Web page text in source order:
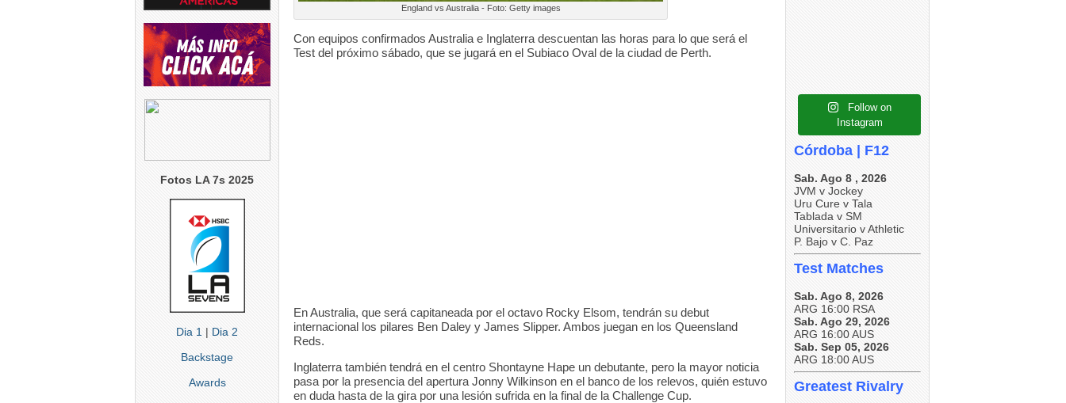
Fotos LA 7s 2025
Dia 1 | Dia 2
Backstage
Awards
England vs Australia - Foto: Getty images
Con equipos confirmados Australia e Inglaterra descuentan las horas para lo que será el
Test del próximo sábado, que se jugará en el Subiaco Oval de la ciudad de Perth.
En Australia, que será capitaneada por el octavo Rocky Elsom, tendrán su debut
internacional los pilares Ben Daley y James Slipper. Ambos juegan en los Queensland
Reds.
Inglaterra también tendrá en el centro Shontayne Hape un debutante, pero la mayor noticia
pasa por la presencia del apertura Jonny Wilkinson en el banco de los relevos, quién estuvo
en duda hasta de la gira por una lesión sufrida en la final de la Challenge Cup.
5 0
5 0
2 0
Follow on
Instagram
Córdoba | F12
Sab. Ago 8 , 2026
JVM v Jockey
Uru Cure v Tala
Tablada v SM
Universitario v Athletic
P. Bajo v C. Paz
Test Matches
Sab. Ago 8, 2026
ARG 16:00 RSA
Sab. Ago 29, 2026
ARG 16:00 AUS
Sab. Sep 05, 2026
ARG 18:00 AUS
Greatest Rivalry